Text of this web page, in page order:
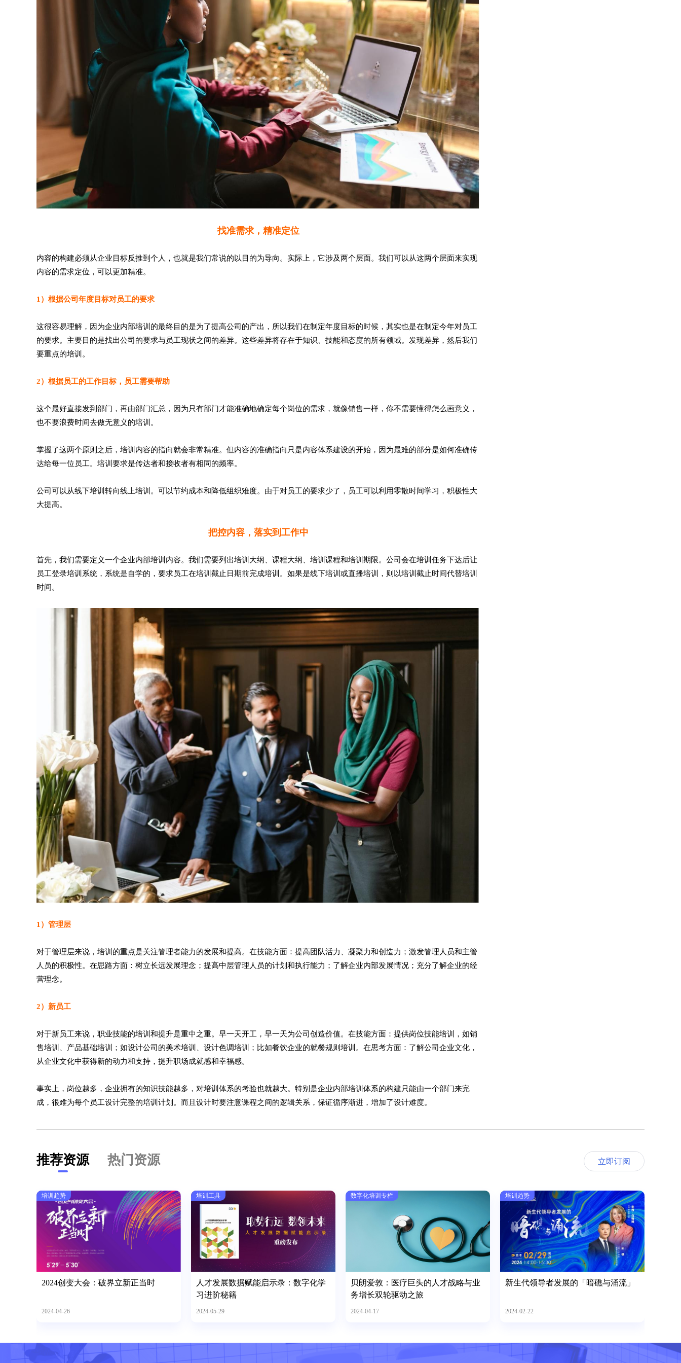
找准需求，精准定位
内容的构建必须从企业目标反推到个人，也就是我们常说的以目的为导向。实际上，它涉及两个层面。我们可以从这两个层面来实现
内容的需求定位，可以更加精准。
1）根据公司年度目标对员工的要求
这很容易理解，因为企业内部培训的最终目的是为了提高公司的产出，所以我们在制定年度目标的时候，其实也是在制定今年对员工
的要求。主要目的是找出公司的要求与员工现状之间的差异。这些差异将存在于知识、技能和态度的所有领域。发现差异，然后我们
要重点的培训。
2）根据员工的工作目标，员工需要帮助
这个最好直接发到部门，再由部门汇总，因为只有部门才能准确地确定每个岗位的需求，就像销售一样，你不需要懂得怎么画意义，
也不要浪费时间去做无意义的培训。
掌握了这两个原则之后，培训内容的指向就会非常精准。但内容的准确指向只是内容体系建设的开始，因为最难的部分是如何准确传
达给每一位员工。培训要求是传达者和接收者有相同的频率。
公司可以从线下培训转向线上培训。可以节约成本和降低组织难度。由于对员工的要求少了，员工可以利用零散时间学习，积极性大
大提高。
把控内容，落实到工作中
首先，我们需要定义一个企业内部培训内容。我们需要列出培训大纲、课程大纲、培训课程和培训期限。公司会在培训任务下达后让
员工登录培训系统，系统是自学的，要求员工在培训截止日期前完成培训。如果是线下培训或直播培训，则以培训截止时间代替培训
时间。
1）管理层
对于管理层来说，培训的重点是关注管理者能力的发展和提高。在技能方面：提高团队活力、凝聚力和创造力；激发管理人员和主管
人员的积极性。在思路方面：树立长远发展理念；提高中层管理人员的计划和执行能力；了解企业内部发展情况；充分了解企业的经
营理念。
2）新员工
对于新员工来说，职业技能的培训和提升是重中之重。早一天开工，早一天为公司创造价值。在技能方面：提供岗位技能培训，如销
售培训、产品基础培训；如设计公司的美术培训、设计色调培训；比如餐饮企业的就餐规则培训。在思考方面：了解公司企业文化，
从企业文化中获得新的动力和支持，提升职场成就感和幸福感。
事实上，岗位越多，企业拥有的知识技能越多，对培训体系的考验也就越大。特别是企业内部培训体系的构建只能由一个部门来完
成，很难为每个员工设计完整的培训计划。而且设计时要注意课程之间的逻辑关系，保证循序渐进，增加了设计难度。
推荐资源 热门资源 立即订阅
培训趋势
2024创变大会：破界立新正当时
2024-04-26
培训工具
人才发展数据赋能启示录：数字化学
习进阶秘籍
2024-05-29
数字化培训专栏
贝朗爱敦：医疗巨头的人才战略与业
务增长双轮驱动之旅
2024-04-17
培训趋势
新生代领导者发展的「暗礁与涌流」
2024-02-22